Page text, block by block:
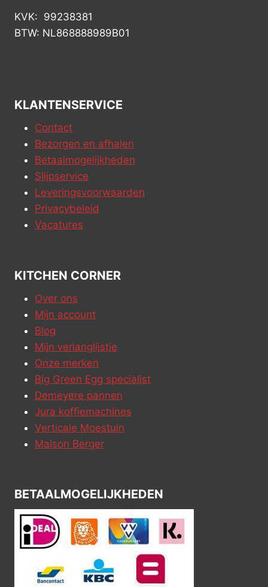
KVK: 99238381
BTW: NL868888989B01
KLANTENSERVICE
Contact
Bezorgen en afhalen
Betaalmogelijkheden
Slijpservice
Leveringsvoorwaarden
Privacybeleid
Vacatures
KITCHEN CORNER
Over ons
Mijn account
Blog
Mijn verlanglijstje
Onze merken
Big Green Egg specialist
Demeyere pannen
Jura koffiemachines
Verticale Moestuin
Maison Berger
BETAALMOGELIJKHEDEN